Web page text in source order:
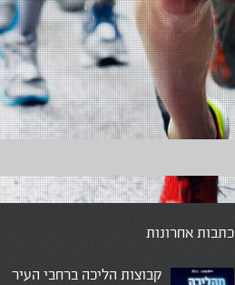
כתבות אחרונות
קבוצות הליכה ברחבי העיר